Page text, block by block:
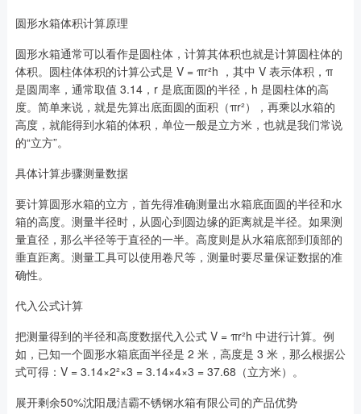
圆形水箱体积计算原理
圆形水箱通常可以看作是圆柱体，计算其体积也就是计算圆柱体的
体积。圆柱体体积的计算公式是 V = πr²h ，其中 V 表示体积，π
是圆周率，通常取值 3.14，r 是底面圆的半径，h 是圆柱体的高
度。简单来说，就是先算出底面圆的面积（πr²），再乘以水箱的
高度，就能得到水箱的体积，单位一般是立方米，也就是我们常说
的“立方”。
具体计算步骤测量数据
要计算圆形水箱的立方，首先得准确测量出水箱底面圆的半径和水
箱的高度。测量半径时，从圆心到圆边缘的距离就是半径。如果测
量直径，那么半径等于直径的一半。高度则是从水箱底部到顶部的
垂直距离。测量工具可以使用卷尺等，测量时要尽量保证数据的准
确性。
代入公式计算
把测量得到的半径和高度数据代入公式 V = πr²h 中进行计算。例
如，已知一个圆形水箱底面半径是 2 米，高度是 3 米，那么根据公
式可得：V = 3.14×2²×3 = 3.14×4×3 = 37.68（立方米）。
展开剩余50%沈阳晟洁霸不锈钢水箱有限公司的产品优势